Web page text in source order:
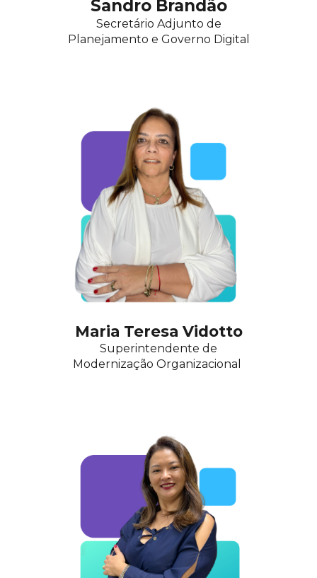
Sandro Brandão
Secretário Adjunto de
Planejamento e Governo Digital
Maria Teresa Vidotto
Superintendente de
Modernização Organizacional